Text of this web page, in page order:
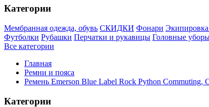
Категории
Мембранная одежда, обувь СКИДКИ Фонари Экипировка
Футболки Рубашки Перчатки и рукавицы Головные
Все категории
Главная
Ремни и пояса
Ремень Emerson Blue Label Rock Python Commuting,
Категории